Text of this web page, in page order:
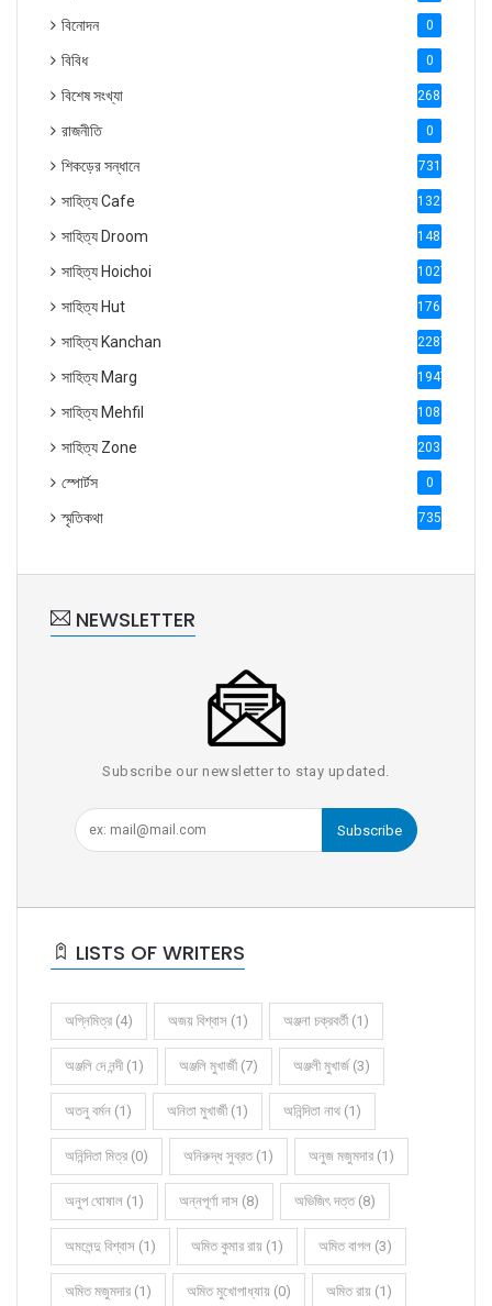
বিনোদন 0
বিবিধ 0
বিশেষ সংখ্যা 2686
রাজনীতি 0
শিকড়ের সন্ধানে 731
সাহিত্য Cafe 1321
সাহিত্য Droom 1488
সাহিত্য Hoichoi 1027
সাহিত্য Hut 1769
সাহিত্য Kanchan 2287
সাহিত্য Marg 1947
সাহিত্য Mehfil 1088
সাহিত্য Zone 2035
স্পোর্টস 0
স্মৃতিকথা 735
NEWSLETTER
Subscribe our newsletter to stay updated.
Subscribe
LISTS OF WRITERS
অগ্নিমিত্র (4) অজয় বিশ্বাস (1) অঞ্জনা চক্রবর্তী (1)
অঞ্জলি দে নন্দী (1) অঞ্জলি মুখার্জী (7) অঞ্জলী মুখার্জ (3)
অতনু বর্মন (1) অনিতা মুখার্জী (1) অনিন্দিতা নাথ (1)
অনিন্দিতা মিত্র (0) অনিরুদ্ধ সুব্রত (1) অনুজ মজুমদার (1)
অনুপ ঘোষাল (1) অন্নপূর্ণা দাস (8) অভিজিৎ দত্ত (8)
অমলেন্দু বিশ্বাস (1) অমিত কুমার রায় (1) অমিত বাগল (3)
অমিত মজুমদার (1) অমিত মুখোপাধ্যায় (0) অমিত রায় (1)